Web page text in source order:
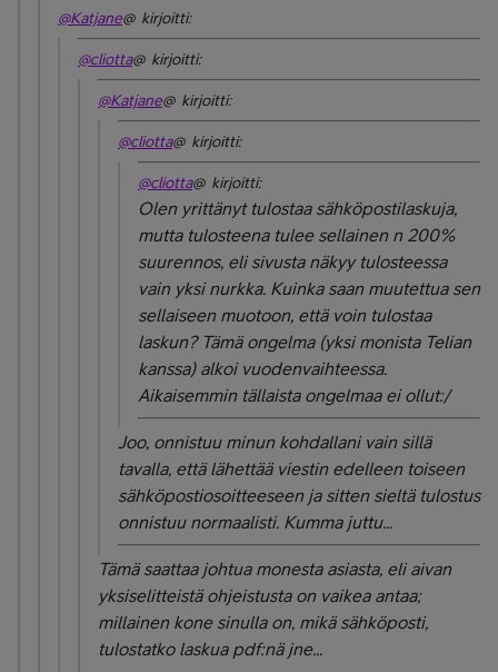
@Katjane@ kirjoitti:
@cliotta@ kirjoitti:
@Katjane@ kirjoitti:
@cliotta@ kirjoitti:
@cliotta@ kirjoitti:
Olen yrittänyt tulostaa sähköpostilaskuja,
mutta tulosteena tulee sellainen n 200%
suurennos, eli sivusta näkyy tulosteessa
vain yksi nurkka. Kuinka saan muutettua sen
sellaiseen muotoon, että voin tulostaa
laskun? Tämä ongelma (yksi monista Telian
kanssa) alkoi vuodenvaihteessa.
Aikaisemmin tällaista ongelmaa ei ollut:/
Joo, onnistuu minun kohdallani vain sillä
tavalla, että lähettää viestin edelleen toiseen
sähköpostiosoitteeseen ja sitten sieltä tulostus
onnistuu normaalisti. Kumma juttu...
Tämä saattaa johtua monesta asiasta, eli aivan
yksiselitteistä ohjeistusta on vaikea antaa;
millainen kone sinulla on, mikä sähköposti,
tulostatko laskua pdf:nä jne...